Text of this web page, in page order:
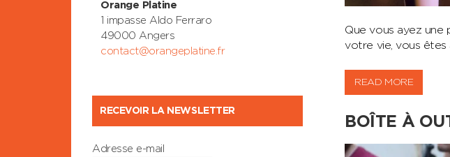
Que vous ayez une
votre vie, vous êtes
READ MORE
BOÎTE À
Orange Platine
1 impasse Aldo Ferraro
49000 Angers
contact@orangeplatine.fr
RECEVOIR LA NEWSLETTER
Adresse e-mail